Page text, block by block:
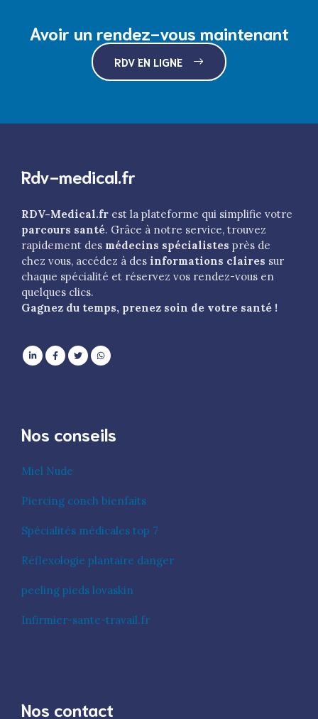
Avoir un rendez-vous maintenant
RDV EN LIGNE
Rdv-medical.fr
RDV-Medical.fr est la plateforme qui simplifie votre
parcours santé. Grâce à notre service, trouvez
rapidement des médecins spécialistes près de
chez vous, accédez à des informations claires sur
chaque spécialité et réservez vos rendez-vous en
quelques clics.
Gagnez du temps, prenez soin de votre santé !
Nos conseils
Miel Nude
Piercing conch bienfaits
Spécialités médicales top 7
Réflexologie plantaire danger
peeling pieds lovaskin
Infirmier-sante-travail.fr
Nos contact